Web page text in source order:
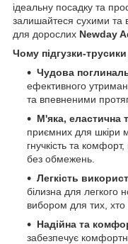
ідеальну посадку та
залишайтеся сухими та
для дорослих Newday
Чому підгузки-
Чудова
ефективного
та впевненими
М'яка, еластична
приємних для шкіри
гнучкість та
без обмежень.
Легкість
білизна для легкого
вибором для тих, хто
Надійна та
забезпечує